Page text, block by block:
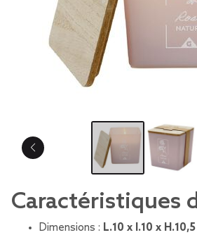
Caractéristiques
Dimensions : L.10 x l.10 x